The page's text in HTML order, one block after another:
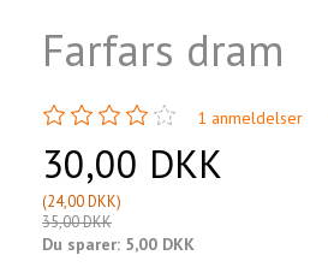
Farfars dram
1 anmeldelser
30,00 DKK
(24,00 DKK)
35,00 DKK
Du sparer: 5,00 DKK